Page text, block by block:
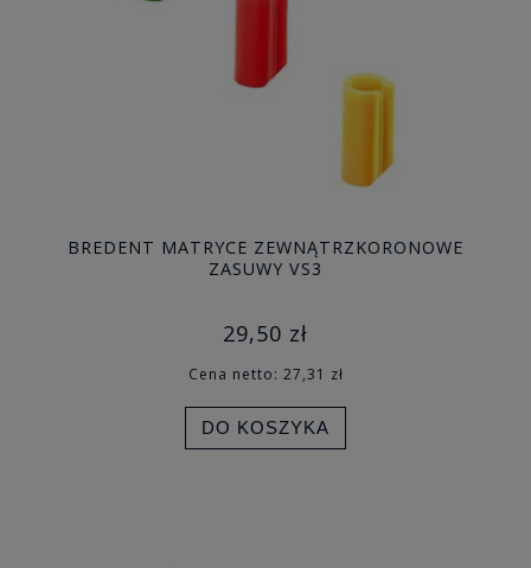
BREDENT MATRYCE ZEWNĄTRZKORONOWE
ZASUWY VS3
29,50 zł
Cena netto: 27,31 zł
DO KOSZYKA